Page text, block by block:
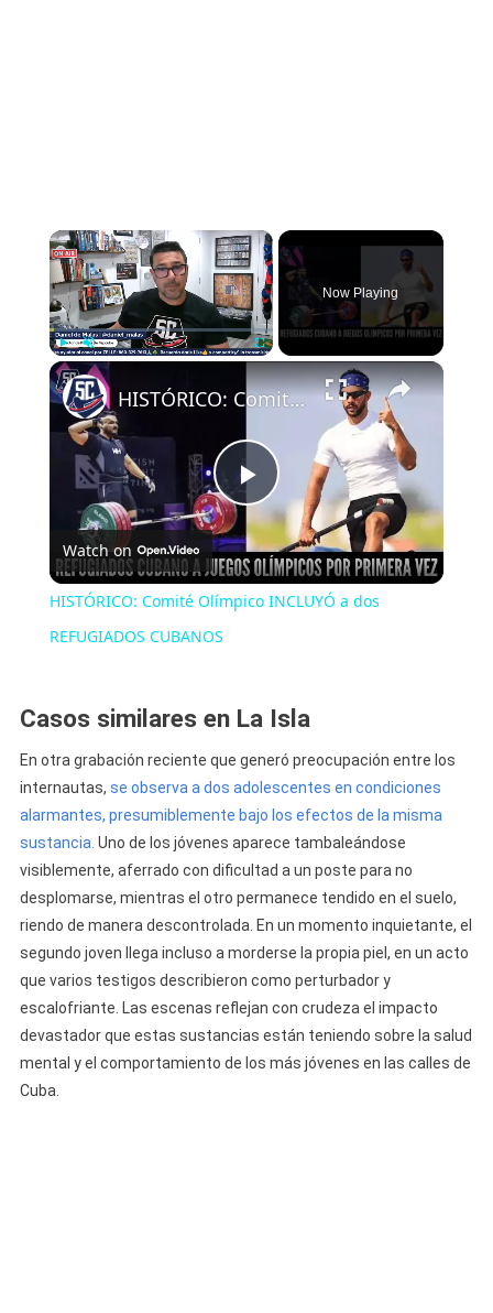
×
Play Unmute Fullscreen
Now Playing
×
Play
Video
HISTÓRICO: Comité Olímpico INCLUYÓ a dos REFUGIADOS CUBANOS
Watch on
HISTÓRICO: Comité Olímpico INCLUYÓ a dos
REFUGIADOS CUBANOS
Casos similares en La Isla
En otra grabación reciente que generó preocupación entre los
internautas, se observa a dos adolescentes en condiciones
alarmantes, presumiblemente bajo los efectos de la misma
sustancia. Uno de los jóvenes aparece tambaleándose
visiblemente, aferrado con dificultad a un poste para no
desplomarse, mientras el otro permanece tendido en el suelo,
riendo de manera descontrolada. En un momento inquietante, el
segundo joven llega incluso a morderse la propia piel, en un acto
que varios testigos describieron como perturbador y
escalofriante. Las escenas reflejan con crudeza el impacto
devastador que estas sustancias están teniendo sobre la salud
mental y el comportamiento de los más jóvenes en las calles de
Cuba.